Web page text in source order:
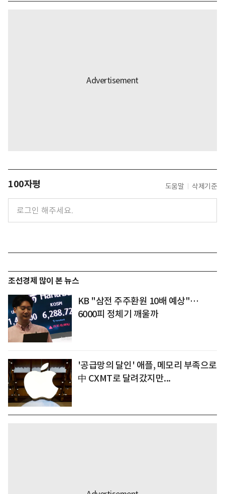
100자평 도움말 삭제기준
조선경제 많이 본 뉴스
KB "삼전 주주환원 10배 예상"…
6000피 정체기 깨울까
'공급망의 달인' 애플, 메모리 부족으로
中 CXMT로 달려갔지만...